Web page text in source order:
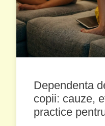
Dependenta
copii: cauze,
practice